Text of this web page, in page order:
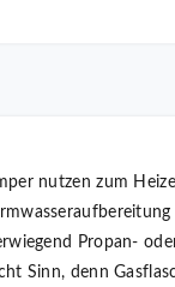
nutzen zum
Propan-
Sinn, denn